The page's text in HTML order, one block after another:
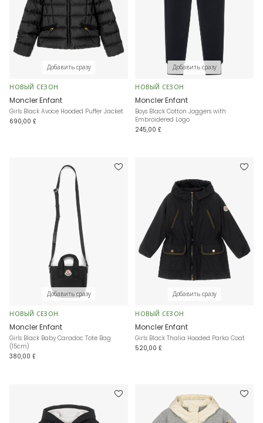
Добавить сразу
НОВЫЙ СЕЗОН
Moncler Enfant
Girls Black Avoce Hooded Puffer Jacket
690,00 £
Добавить сразу
НОВЫЙ СЕЗОН
Moncler Enfant
Boys Black Cotton Joggers with
Embroidered Logo
245,00 £
Добавить сразу
НОВЫЙ СЕЗОН
Moncler Enfant
Girls Black Baby Caradoc Tote Bag
(15cm)
380,00 £
Добавить сразу
НОВЫЙ СЕЗОН
Moncler Enfant
Girls Black Thalia Hooded Parka Coat
520,00 £